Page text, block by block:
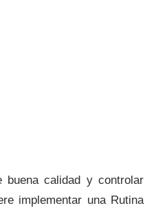
buena calidad y controlar
implementar una Rutina